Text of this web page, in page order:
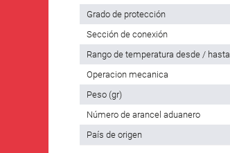
Grado de protección
Sección de conexión
Rango de temperatura desde / hasta
Operacion mecanica
Peso (gr)
Número de arancel aduanero
País de origen